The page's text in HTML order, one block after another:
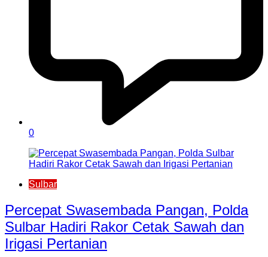
0
Sulbar
Percepat Swasembada Pangan, Polda
Sulbar Hadiri Rakor Cetak Sawah dan
Irigasi Pertanian